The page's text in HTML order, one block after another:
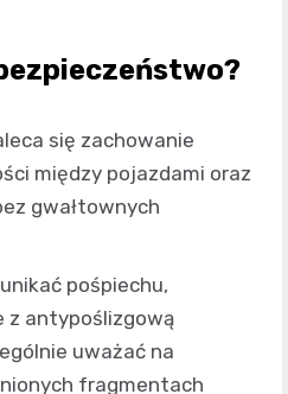
się zachowanie
między pojazdami oraz
gwałtownych
pośpiechu,
z antypoślizgową
uważać na
fragmentach